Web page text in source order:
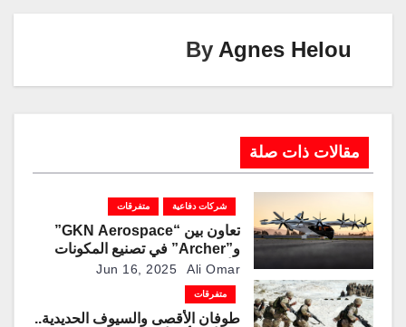
o
p
By Agnes Helou
مقالات ذات صلة
شركات دفاعية متفرقات
تعاون بين “GKN Aerospace”
و”Archer” في تصنيع المكونات
الأساسية لهيكل طائرة
“Midnight”في بريطانيا
Jun 16, 2025 Ali Omar
متفرقات
طوفان الأقصى والسيوف الحديدية..